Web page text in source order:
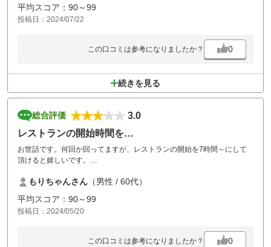
平均スコア：90～99
投稿日：2024/07/22
この口コミは参考になりましたか？ 0
続きを見る
総合評価
3.0
レストランの開始時間を…
お世話です。何回か回ってますが、レストランの開始を7時間～にして
頂けると嬉しいです。
もりちゃんさん （男性 / 60代）
平均スコア：90～99
投稿日：2024/05/20
この口コミは参考になりましたか？ 0